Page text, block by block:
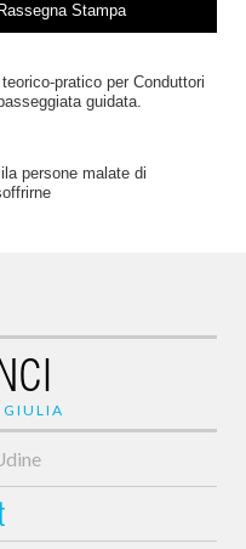
Stampa
pratico per Conduttori
guidata.
persone malate di
GIULIA